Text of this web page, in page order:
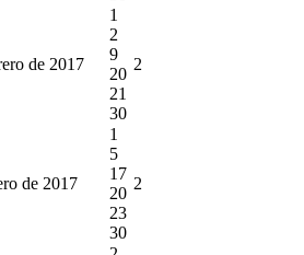
de 2017
1
2
9
20
21
30
2
de 2017
1
5
17
20
23
30
2